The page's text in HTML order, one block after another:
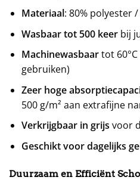
Materiaal: 80% polyester
Wasbaar tot 500 keerbij
Machinewasbaartot 60°C
gebruiken)
Zeer hoge
500 g/m² aan extrafijne
Verkrijgbaar in grijs voor
Geschikt voor dagelijks
Duurzaam en Efficiënt